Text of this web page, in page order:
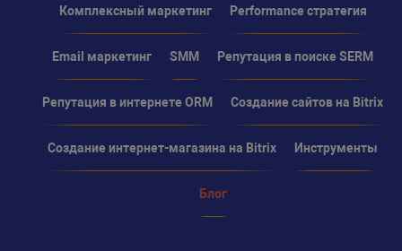
Комплексный маркетинг Performance стратегия
Email маркетинг SMM Репутация в поиске SERM
Репутация в интернете ORM Создание сайтов на Bitrix
Создание интернет-магазина на Bitrix Инструменты
Блог